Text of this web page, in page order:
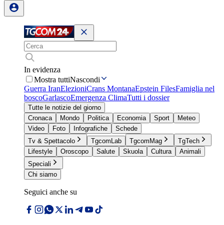
In evidenza
Mostra tuttiNascondi
Guerra IranElezioniCrans MontanaEpstein FilesFamiglia nel
boscoGarlascoEmergenza ClimaTutti i dossier
Tutte le notizie del giorno
Cronaca
Mondo Politica Economia Sport
Meteo
Video
Foto Infografiche
Schede
Tv & Spettacolo
TgcomLab TgcomMag
TgTech
Lifestyle
Oroscopo Salute Skuola Cultura
Animali
Speciali
Chi siamo
Seguici anche su